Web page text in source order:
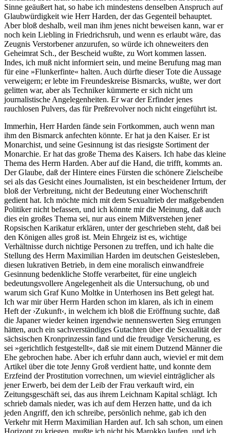
Sinne geäußert hat, so habe ich mindestens denselben Anspruch auf
Glaubwürdigkeit wie Herr Harden, der das Gegenteil behauptet.
Aber bloß deshalb, weil man ihm jenes nicht beweisen kann, war er
noch kein Liebling in Friedrichsruh, und wenn es erlaubt wäre, das
Zeugnis Verstorbener anzurufen, so würde ich ohneweiters den
Geheimrat Sch., der Bescheid wußte, zu Wort kommen lassen.
Indes, ich muß nicht informiert sein, und meine Berufung mag man
für eine »Flunkerfinte« halten. Auch dürfte dieser Tote die Aussage
verweigern; er lebte im Freundeskreise Bismarcks, wußte, wer dort
gelitten war, aber als Techniker kümmerte er sich nicht um
journalistische Angelegenheiten. Er war der Erfinder jenes
rauchlosen Pulvers, das für Preßrevolver noch nicht eingeführt ist.
Immerhin, Herr Harden fände sein Fortkommen, auch wenn man
ihm den Bismarck anfechten könnte. Er hat ja den Kaiser. Er ist
Monarchist, und seine Gesinnung ist das riesigste Sortiment der
Monarchie. Er hat das große Thema des Kaisers. Ich habe das kleine
Thema des Herrn Harden. Aber auf die Hand, die trifft, kommts an.
Der Glaube, daß der Hintere eines Fürsten die schönere Zielscheibe
sei als das Gesicht eines Journalisten, ist ein bescheidener Irrtum, der
bloß der Verbreitung, nicht der Bedeutung einer Wochenschrift
gedient hat. Ich möchte mich mit dem Sexualtrieb der maßgebenden
Politiker nicht befassen, und ich könnte mir die Meinung, daß auch
dies ein großes Thema sei, nur aus einem Mißverstehen jener
Ropsischen Karikatur erklären, unter der geschrieben steht, daß bei
den Königen alles groß ist. Mein Ehrgeiz ist es, wichtige
Verhältnisse durch nichtige Personen zu treffen, und ich halte die
Stellung des Herrn Maximilian Harden im deutschen Geistesleben,
diesen lukrativen Betrieb, in dem eine moralisch einwandfreie
Gesinnung bedenkliche Stoffe verarbeitet, für eine ungleich
bedeutungsvollere Angelegenheit als die Untersuchung, ob und
warum sich Graf Kuno Moltke in Unterhosen ins Bett gelegt hat.
Ich war mir über Herrn Harden schon im klaren, als ich in einem
Heft der ›Zukunft‹, in welchem ich bloß die Eröffnung suchte, daß
die Japaner wieder keinen irgendwie nennenswerten Sieg errungen
hätten, auch ein sachverständiges Gutachten über die Sexualität der
sächsischen Kronprinzessin fand und die freudige Versicherung, es
sei »gerichtlich festgestellt«, daß sie mit einem Dutzend Männer die
Ehe gebrochen habe. Aber ich erfuhr dann auch, wieviel er mit dem
Artikel über die tote Jenny Groß verdient hatte, und konnte dem
Erzfeind der Prostitution vorrechnen, um wieviel einträglicher als
jener Erwerb, bei dem der Leib der Frau verkauft wird, ein
Zeitungsgeschäft sei, das aus ihrem Leichnam Kapital schlägt. Ich
schrieb damals nieder, was ich auf dem Herzen hatte, und da ich
jeden Angriff, den ich schreibe, persönlich nehme, gab ich den
Verkehr mit Herrn Maximilian Harden auf. Ich sah schon, um einen